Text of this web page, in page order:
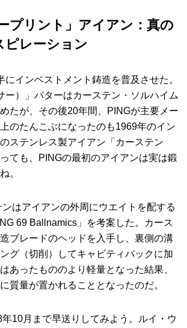
プリント」アイアン：真の
ピレーション
にインベストメント鋳造を普及させた。
ー）」パターはカーステン・ソルハイム
たが、その後20年間、PINGが主要メー
のたんこぶになったのも1969年のイン
ステンレス製アイアン「カーステン
ても、PINGの最初のアイアンは実は鍛
。
はアイアンの外周にウエイトを配する
69 Ballnamics」を考案した。カース
ブレードのヘッドを入手し、裏側の溝
グ（切削）してキャビティバックに加
あったもののより軽量となった結果、
質量が置かれることとなったのだ。
10月まで早送りしてみよう。ルイ・ウ